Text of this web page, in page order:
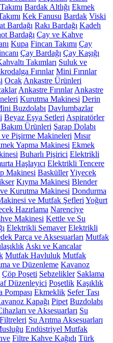
Bardak Altlığı Ekmek
Kek Fanusu Bardak Viski
Bardağı Rakı Bardağı Kadeh
Bardağı Çay ve Kahve
Kupa Fincan Takımı Çay
Çay Bardağı Çay Kaşığı
Takımları Suluk ve
Fırınlar Mini Fırınlar
Ocak Ankastre Ürünleri
Ankastre Fırınlar Ankastre
Kurutma Makinesi Derin
Buzdolabı Davlumbazlar
Beyaz Eşya Setleri Aspiratörler
Ürünleri Şarap Dolabı
ve Pişirme Makineleri Mısır
Yapma Makinesi Ekmek
Buharlı Pişirici Elektrikli
Haşlayıcı Elektrikli Tencere
Makinesi BasküllerYiyecek
Kıyma Makinesi Blender
Kurutma Makinesi Dondurma
ve Mutfak Şefleri Yoğurt
Hazırlama Narenciye
Makinesi Kettle ve Su
Elektrikli Semaver Elektrikli
Parça ve Aksesuarları Mutfak
Askı ve Kancalar
Mutfak Havluluk Mutfak
ve Düzenleme Kavanoz
Çöp Poşeti Sebzelikler Saklama
Düzenleyici Poşetlik Kaşıklık
Pompası Ekmeklik Sefer Tası
Kapağı Pipet Buzdolabı
ve Aksesuarları Su
Su Arıtma Aksesuarları
Endüstriyel Mutfak
Filtre Kahve Kağıdı Türk